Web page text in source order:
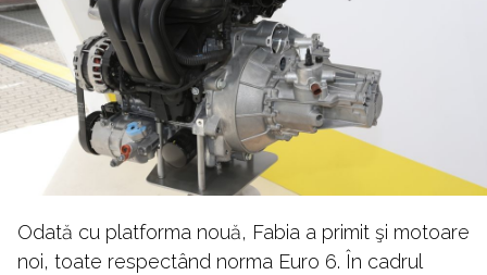
Odată cu platforma nouă, Fabia a primit şi motoare
noi, toate respectând norma Euro 6. În cadrul